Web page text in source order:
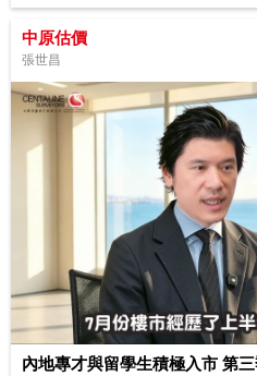
中原估價
張世昌
內地專才與留學生積極入市 第